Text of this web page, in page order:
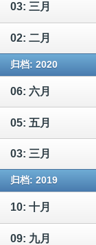
03: 三月
02: 二月
归档: 2020
06: 六月
05: 五月
03: 三月
归档: 2019
10: 十月
09: 九月